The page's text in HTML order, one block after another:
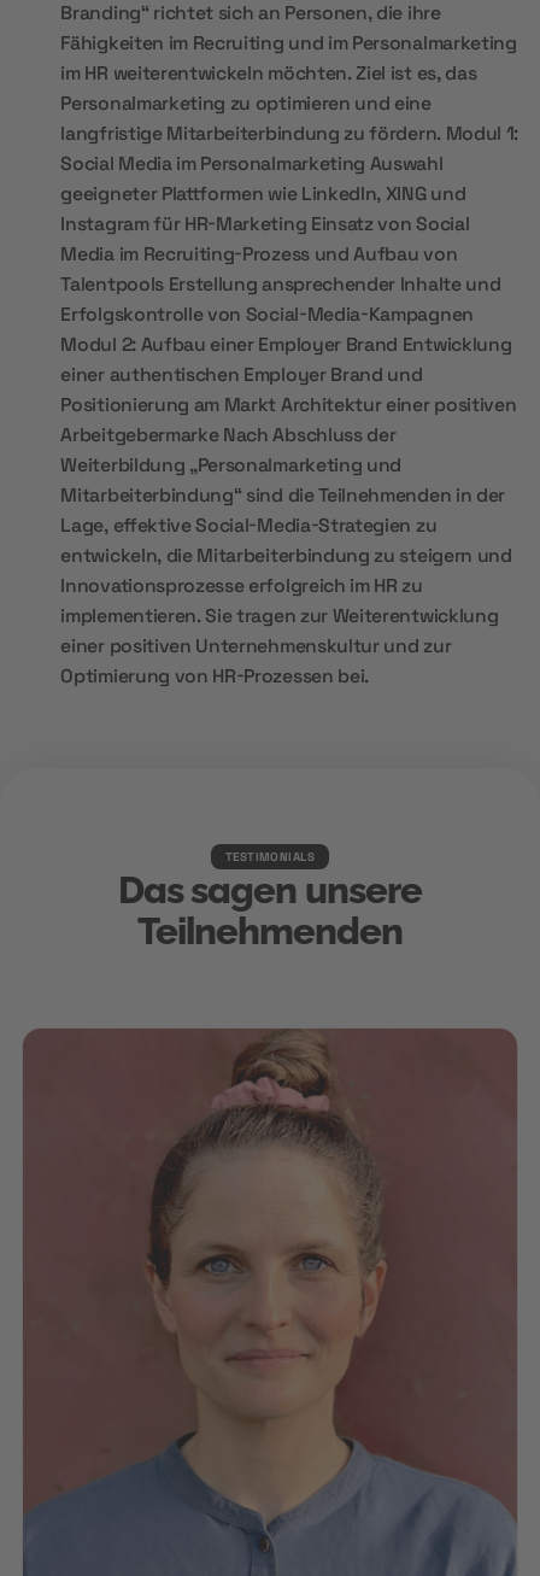
Branding“ richtet sich an Personen, die ihre
Fähigkeiten im Recruiting und im Personalmarketing
im HR weiterentwickeln möchten. Ziel ist es, das
Personalmarketing zu optimieren und eine
langfristige Mitarbeiterbindung zu fördern. Modul 1:
Social Media im Personalmarketing Auswahl
geeigneter Plattformen wie LinkedIn, XING und
Instagram für HR-Marketing Einsatz von Social
Media im Recruiting-Prozess und Aufbau von
Talentpools Erstellung ansprechender Inhalte und
Erfolgskontrolle von Social-Media-Kampagnen
Modul 2: Aufbau einer Employer Brand Entwicklung
einer authentischen Employer Brand und
Positionierung am Markt Architektur einer positiven
Arbeitgebermarke Nach Abschluss der
Weiterbildung „Personalmarketing und
Mitarbeiterbindung“ sind die Teilnehmenden in der
Lage, effektive Social-Media-Strategien zu
entwickeln, die Mitarbeiterbindung zu steigern und
Innovationsprozesse erfolgreich im HR zu
implementieren. Sie tragen zur Weiterentwicklung
einer positiven Unternehmenskultur und zur
Optimierung von HR-Prozessen bei.
TESTIMONIALS
Das sagen unsere
Teilnehmenden